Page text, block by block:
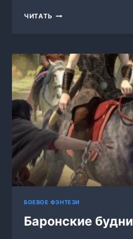
ЧИТАТЬ ЧОП
БОЕВОЕ ФЭНТЕЗИ
Баронские будни